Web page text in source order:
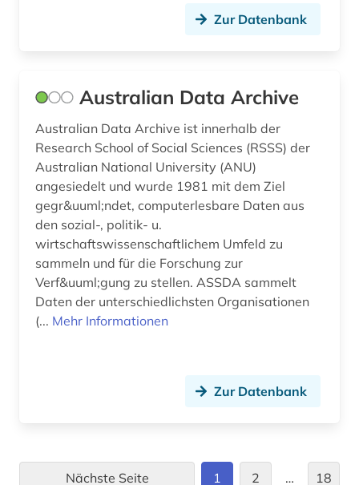
hörfunk (1)
immaterialgüterrecht (1)
immaterielle werte (1)
immobilienwirtschaft (1)
impact faktoren (1)
import (2)
indien (3)
Zur Datenbank
Australian Data Archive
Australian Data Archive ist innerhalb der
Research School of Social Sciences (RSSS) der
Australian National University (ANU)
angesiedelt und wurde 1981 mit dem Ziel
gegr&uuml;ndet, computerlesbare Daten aus
den sozial-, politik- u.
wirtschaftswissenschaftlichem Umfeld zu
sammeln und für die Forschung zur
Verf&uuml;gung zu stellen. ASSDA sammelt
Daten der unterschiedlichsten Organisationen
(... Mehr Informationen
Zur Datenbank
Nächste Seite 1 2 … 18